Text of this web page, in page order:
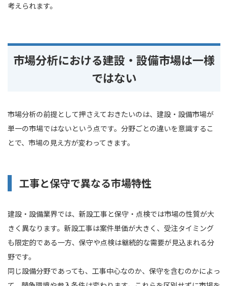
考えられます。
市場分析における建設・設備市場は一様
ではない
市場分析の前提として押さえておきたいのは、建設・設備市場が
単一の市場ではないという点です。分野ごとの違いを意識するこ
とで、市場の見え方が変わってきます。
工事と保守で異なる市場特性
建設・設備業界では、新設工事と保守・点検では市場の性質が大
きく異なります。新設工事は案件単価が大きく、受注タイミング
も限定的である一方、保守や点検は継続的な需要が見込まれる分
野です。
同じ設備分野であっても、工事中心なのか、保守を含むのかによっ